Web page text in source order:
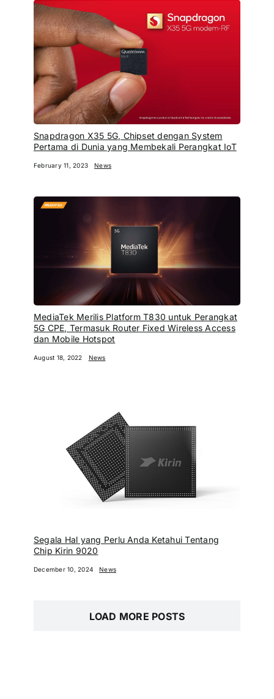
Snapdragon X35 5G, Chipset dengan System
Pertama di Dunia yang Membekali Perangkat IoT
February 11, 2023 News
MediaTek Merilis Platform T830 untuk Perangkat
5G CPE, Termasuk Router Fixed Wireless Access
dan Mobile Hotspot
August 18, 2022 News
Segala Hal yang Perlu Anda Ketahui Tentang
Chip Kirin 9020
December 10, 2024 News
LOAD MORE POSTS